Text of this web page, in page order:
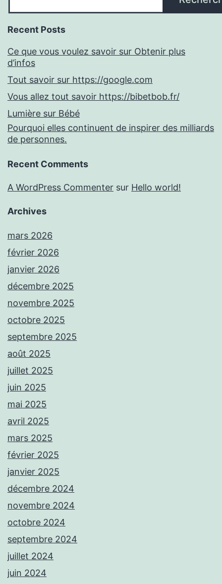
Recent Posts
Ce que vous voulez savoir sur Obtenir plus
d’infos
Tout savoir sur https://google.com
Vous allez tout savoir https://bibetbob.fr/
Lumière sur Bébé
Pourquoi elles continuent de inspirer des milliards
de personnes.
Recent Comments
A WordPress Commenter sur Hello world!
Archives
mars 2026
février 2026
janvier 2026
décembre 2025
novembre 2025
octobre 2025
septembre 2025
août 2025
juillet 2025
juin 2025
mai 2025
avril 2025
mars 2025
février 2025
janvier 2025
décembre 2024
novembre 2024
octobre 2024
septembre 2024
juillet 2024
juin 2024